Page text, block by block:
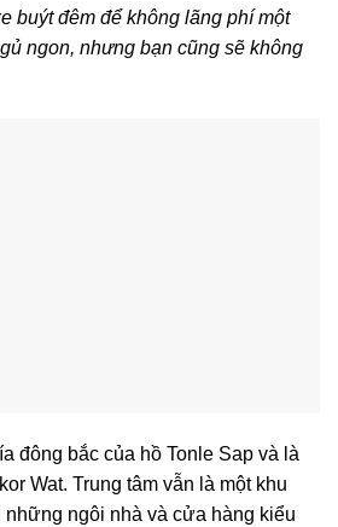
buýt đêm để không lãng phí một
ngon, nhưng bạn cũng sẽ không
đông bắc của hồ Tonle Sap và là
Wat. Trung tâm vẫn là một khu
những ngôi nhà và cửa hàng kiểu